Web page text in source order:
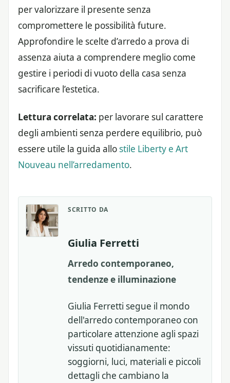
per valorizzare il presente senza
compromettere le possibilità future.
Approfondire le scelte d’arredo a prova di
assenza aiuta a comprendere meglio come
gestire i periodi di vuoto della casa senza
sacrificare l’estetica.
Lettura correlata: per lavorare sul carattere
degli ambienti senza perdere equilibrio, può
essere utile la guida allostile Liberty e Art
Nouveau nell’arredamento.
SCRITTO DA
Giulia Ferretti
Arredo contemporaneo,
tendenze e illuminazione
Giulia Ferretti segue il mondo
dell'arredo contemporaneo con
particolare attenzione agli spazi
vissuti quotidianamente:
soggiorni, luci, materiali e piccoli
dettagli che cambiano la